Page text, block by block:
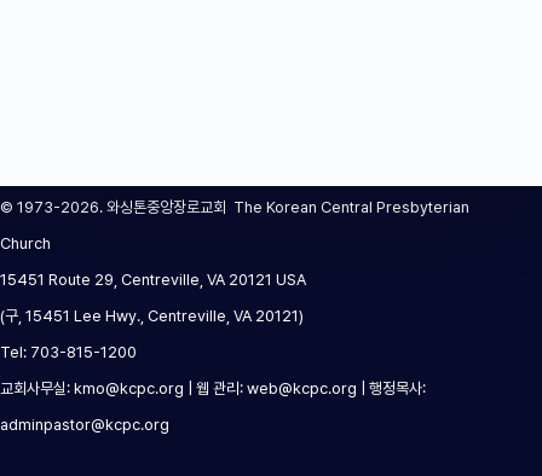
© 1973-2026. 와싱톤중앙장로교회 The Korean Central Presbyterian
Church
15451 Route 29, Centreville, VA 20121 USA
(구, 15451 Lee Hwy., Centreville, VA 20121)
Tel: 703-815-1200
교회사무실: kmo@kcpc.org | 웹 관리: web@kcpc.org | 행정목사:
adminpastor@kcpc.org